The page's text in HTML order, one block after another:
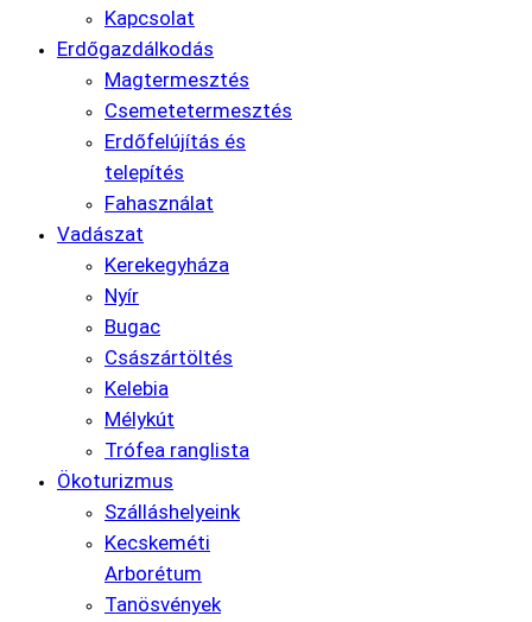
Kapcsolat
Erdőgazdálkodás
Magtermesztés
Csemetetermesztés
Erdőfelújítás és
telepítés
Fahasználat
Vadászat
Kerekegyháza
Nyír
Bugac
Császártöltés
Kelebia
Mélykút
Trófea ranglista
Ökoturizmus
Szálláshelyeink
Kecskeméti
Arborétum
Tanösvények